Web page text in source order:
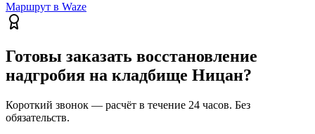
Маршрут в Waze
Готовы заказать восстановление
надгробия на кладбище Ницан?
Короткий звонок — расчёт в течение 24 часов. Без
обязательств.